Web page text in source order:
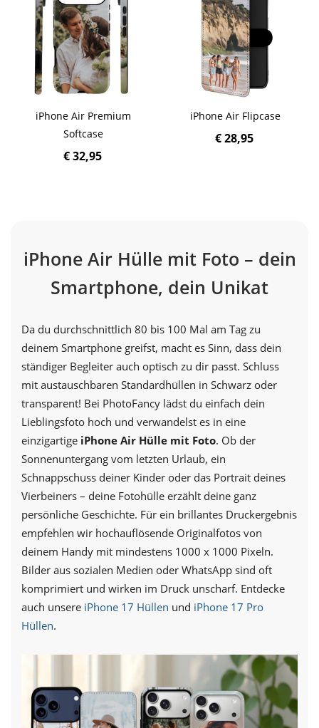
iPhone Air Premium
Softcase
€ 32,95
iPhone Air Flipcase
€ 28,95
iPhone Air Hülle mit Foto – dein
Smartphone, dein Unikat
Da du durchschnittlich 80 bis 100 Mal am Tag zu
deinem Smartphone greifst, macht es Sinn, dass dein
ständiger Begleiter auch optisch zu dir passt. Schluss
mit austauschbaren Standardhüllen in Schwarz oder
transparent! Bei PhotoFancy lädst du einfach dein
Lieblingsfoto hoch und verwandelst es in eine
einzigartige iPhone Air Hülle mit Foto. Ob der
Sonnenuntergang vom letzten Urlaub, ein
Schnappschuss deiner Kinder oder das Portrait deines
Vierbeiners – deine Fotohülle erzählt deine ganz
persönliche Geschichte. Für ein brillantes Druckergebnis
empfehlen wir hochauflösende Originalfotos von
deinem Handy mit mindestens 1000 x 1000 Pixeln.
Bilder aus sozialen Medien oder WhatsApp sind oft
komprimiert und wirken im Druck unscharf. Entdecke
auch unsere iPhone 17 Hüllen und iPhone 17 Pro
Hüllen.